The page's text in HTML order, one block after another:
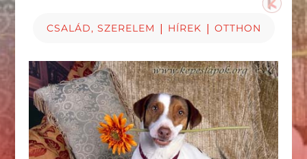
CSALÁD, SZERELEM | HÍREK | OTTHON